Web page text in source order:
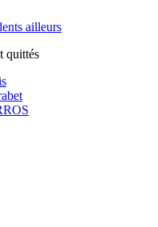
ailleurs
quittés